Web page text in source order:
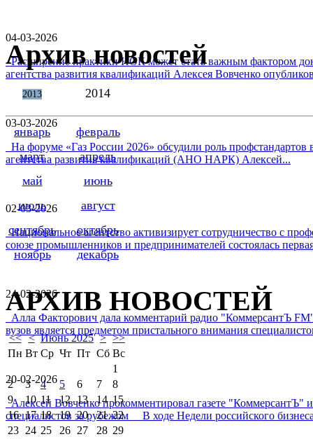
04-03-2026
Расширение практики НОК может стать важным фактором
агентства развития квалификаций Алексея Вовченко
03-03-2026
На форуме «Газ России 2026» обсудили роль
агентства развития квалификаций (АНО НАРК) Алексей...
02-03-2026
Национальное агентство активизирует сотрудничество с
союзе промышленников и предпринимателей состоялась
24-02-2026
Алла Факторович дала комментарий радио "КоммерсантЪ
вузов является предметом пристального внимания
20-02-2026
Алексей Вовченко прокомментировал газете
специалистов за рубежом В ходе Недели российского
Архив новостей
2013 2014
январь
февраль
март
апрель
май
июнь
июль
август
сентябрь
октябрь
ноябрь
декабрь
АРХИВ НОВОСТЕЙ
<< < Июнь 2025 > >>
Пн Вт Ср Чт Пт Сб Вс
1
2
3 4 5 6 7
8
9
10 11 12 13 14 15
16 17 18 19 20 21 22
23 24 25 26 27 28 29